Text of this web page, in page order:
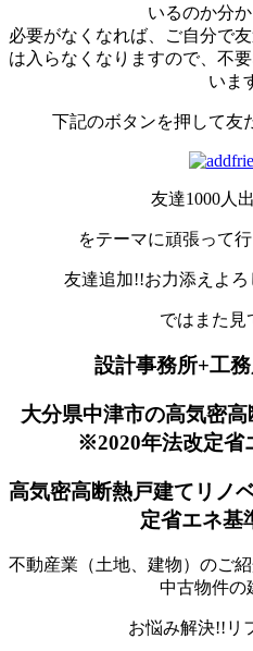
いるのか分か
必要がなくなれば、ご自分で
は入らなくなりますので、不
いま
下記のボタンを押して友
友達1000人
をテーマに頑張って
友達追加!!お力添えよろ
ではまた見
設計事務所+工
大分県中津市の高気密
※2020年法改定省
高気密高断熱戸建てリノ
定省エネ基
不動産業（土地、建物）のご
中古物件の
お悩み解決!!リ